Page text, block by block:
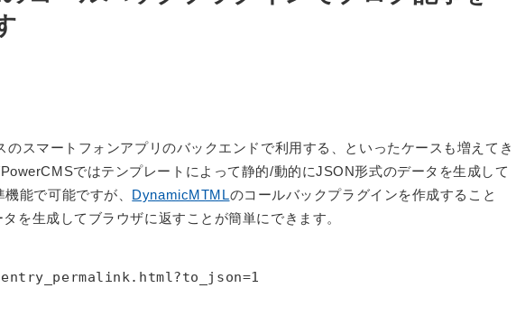
のスマートフォンアプリのバックエンドで利用する、といったケースも増えてき
ではテンプレートによって静的/動的にJSON形式のデータを生成して
能で可能ですが、 DynamicMTMLのコールバックプラグインを作成すること
を生成してブラウザに返すことが簡単にできます。